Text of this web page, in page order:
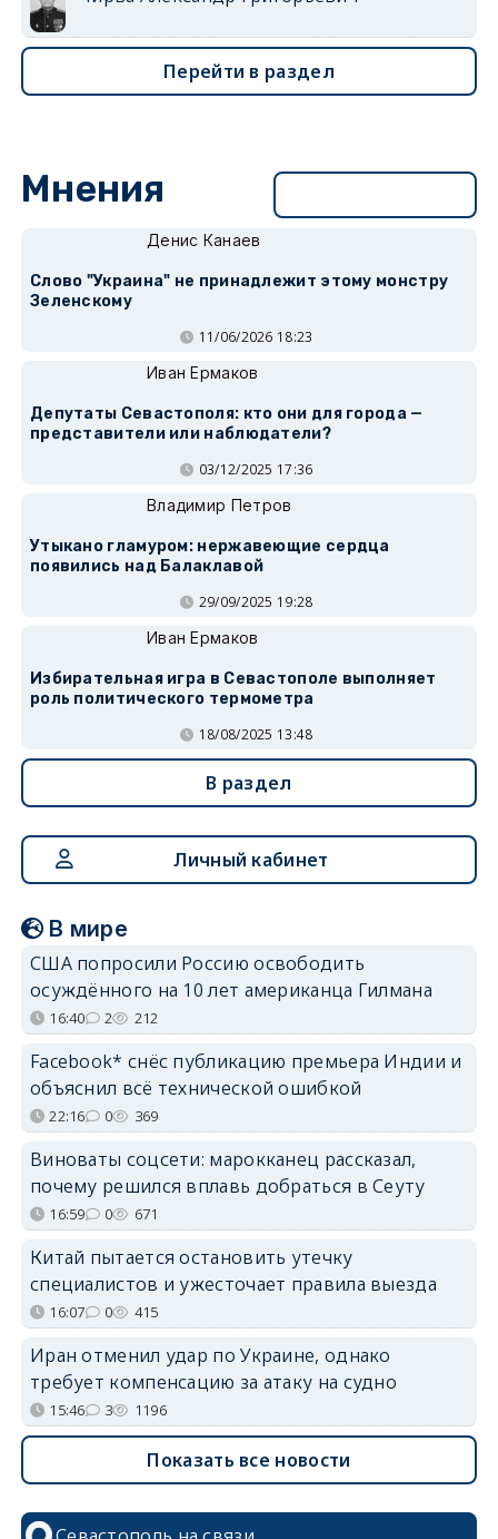
Перейти в раздел
Мнения
Денис Канаев
Слово "Украина" не принадлежит этому монстру
Зеленскому
11/06/2026 18:23
Иван Ермаков
Депутаты Севастополя: кто они для города —
представители или наблюдатели?
03/12/2025 17:36
Владимир Петров
Утыкано гламуром: нержавеющие сердца
появились над Балаклавой
29/09/2025 19:28
Иван Ермаков
Избирательная игра в Севастополе выполняет
роль политического термометра
18/08/2025 13:48
В раздел
Личный кабинет
В мире
США попросили Россию освободить
осуждённого на 10 лет американца Гилмана
16:40 2 212
Facebook* снёс публикацию премьера Индии и
объяснил всё технической ошибкой
22:16 0 369
Виноваты соцсети: марокканец рассказал,
почему решился вплавь добраться в Сеуту
16:59 0 671
Китай пытается остановить утечку
специалистов и ужесточает правила выезда
16:07 0 415
Иран отменил удар по Украине, однако
требует компенсацию за атаку на судно
15:46 3 1196
Показать все новости